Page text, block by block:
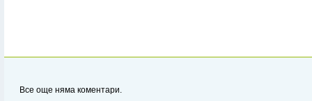
Все още няма коментари.